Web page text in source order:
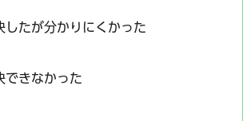
したが分かりにくかった
できなかった